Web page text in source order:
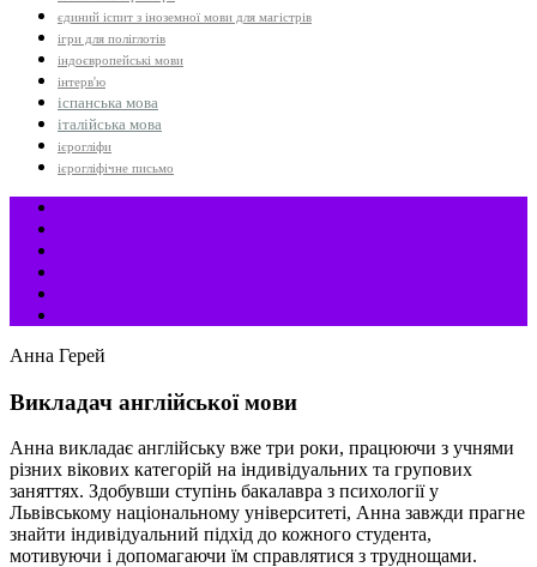
єдиний іспит з іноземної мови для магістрів
ігри для поліглотів
індоєвропейські мови
інтерв'ю
іспанська мова
італійська мова
ієрогліфи
ієрогліфічне письмо
Анна Герей
Викладач англійської мови
Анна викладає англійську вже три роки, працюючи з учнями
різних вікових категорій на індивідуальних та групових
заняттях. Здобувши ступінь бакалавра з психології у
Львівському національному університеті, Анна завжди прагне
знайти індивідуальний підхід до кожного студента,
мотивуючи і допомагаючи їм справлятися з труднощами.